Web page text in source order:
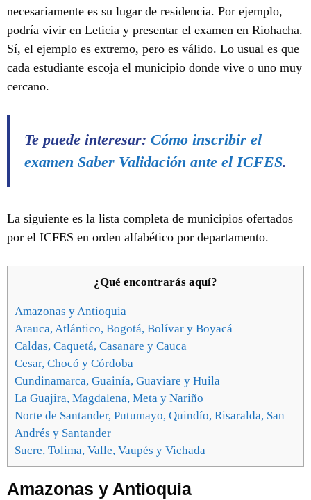
necesariamente es su lugar de residencia. Por ejemplo,
podría vivir en Leticia y presentar el examen en Riohacha.
Sí, el ejemplo es extremo, pero es válido. Lo usual es que
cada estudiante escoja el municipio donde vive o uno muy
cercano.
Te puede interesar: Cómo inscribir el
examen Saber Validación ante el ICFES.
La siguiente es la lista completa de municipios ofertados
por el ICFES en orden alfabético por departamento.
¿Qué encontrarás aquí?
Amazonas y Antioquia
Arauca, Atlántico, Bogotá, Bolívar y Boyacá
Caldas, Caquetá, Casanare y Cauca
Cesar, Chocó y Córdoba
Cundinamarca, Guainía, Guaviare y Huila
La Guajira, Magdalena, Meta y Nariño
Norte de Santander, Putumayo, Quindío, Risaralda, San
Andrés y Santander
Sucre, Tolima, Valle, Vaupés y Vichada
Amazonas y Antioquia